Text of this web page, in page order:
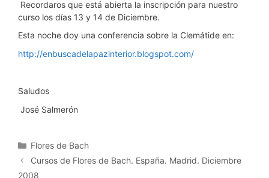
Recordaros que está abierta la inscripción para nuestro
curso los días 13 y 14 de Diciembre.
Esta noche doy una conferencia sobre la Clemátide en:
http://enbuscadelapazinterior.blogspot.com/
Saludos
José Salmerón
Categorías
Flores de Bach
Cursos de Flores de Bach. España. Madrid. Diciembre
2008